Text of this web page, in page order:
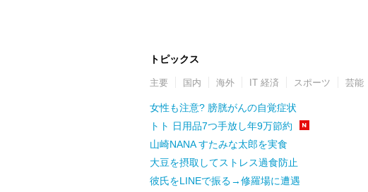
トピックス
主要 国内 海外 IT 経済 スポーツ 芸能
女性も注意? 膀胱がんの自覚症状
トト 日用品7つ手放し年9万節約
山崎NANA すたみな太郎を実食
大豆を摂取してストレス過食防止
彼氏をLINEで振る→修羅場に遭遇